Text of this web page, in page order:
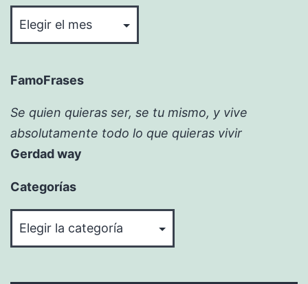
FamoFrases
Se quien quieras ser, se tu mismo, y vive
absolutamente todo lo que quieras vivir
Gerdad way
Categorías